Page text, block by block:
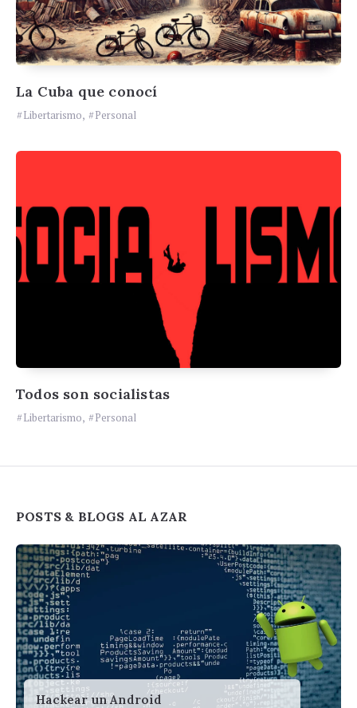
La Cuba que conocí
Libertarismo, Personal
Todos son socialistas
Libertarismo, Personal
Widgets
POSTS & BLOGS AL AZAR
Hackear un Android